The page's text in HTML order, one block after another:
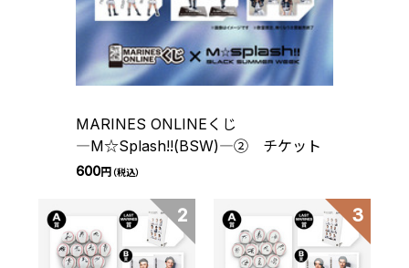
MARINES ONLINEくじ
―M☆Splash!!(BSW)―② チケット
600円（税込）
2 3